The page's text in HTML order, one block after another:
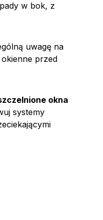
w bok, z
uwagę na
przed
okna
systemy